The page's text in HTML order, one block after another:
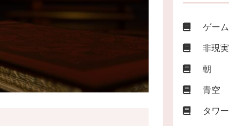
ゲーム
非現実
朝
青空
タワー